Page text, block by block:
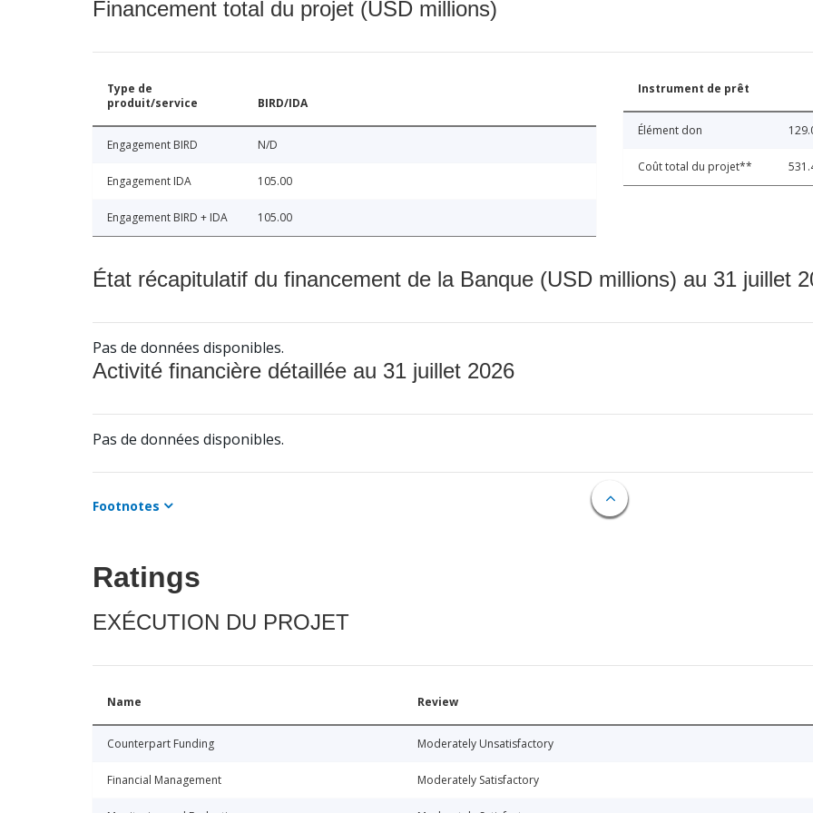
Financement total du projet (USD millions)
Type de
produit/service
BIRD/IDA
Engagement BIRD N/D
Engagement IDA 105.00
Engagement BIRD + IDA 105.00
Instrument de prêt
Élément don
Coût total du projet**
État récapitulatif du financement de la Banque (USD millions) au 31 juillet
Pas de données disponibles.
Activité financière détaillée au 31 juillet 2026
Pas de données disponibles.
Footnotes
Ratings
EXÉCUTION DU PROJET
Name Review
Counterpart Funding Moderately Unsatisfactory
Financial Management Moderately Satisfactory